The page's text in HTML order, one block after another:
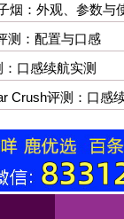
烟：外观、参数与
测：配置与口感
口感续航实测
Crush评测：口感